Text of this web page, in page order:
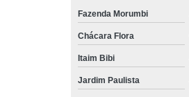
Fazenda Morumbi
Chácara Flora
Itaim Bibi
Jardim Paulista